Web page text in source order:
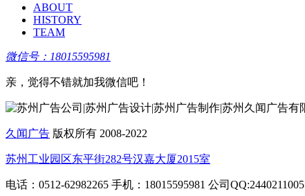
ABOUT
HISTORY
TEAM
微信号：18015595981
亲，觉得不错就加我微信吧！
久闻广告 版权所有 2008-2022
苏州工业园区东平街282号汉嘉大厦2015室
电话：0512-62982265 手机：18015595981 公司QQ:2440211005